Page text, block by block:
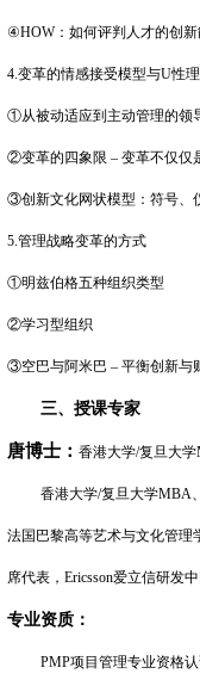
④HOW：如何评判人才的创
4.变革的情感接受模型与U性
①从被动适应到主动管理的领
②变革的四象限 – 变革不仅仅
③创新文化网状模型：符号、
5.管理战略变革的方式
①明兹伯格五种组织类型
②学习型组织
③空巴与阿米巴 – 平衡创新与
三、授课专家
唐博士： 香港大学/复旦大
香港大学/复旦大学MBA
法国巴黎高等艺术与文化管理
席代表，Ericsson爱立信研发
专业资质：
PMP项目管理专业资格